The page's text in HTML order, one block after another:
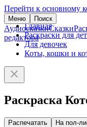
Перейти к основному
Меню Поиск
АудиосказкиСказки
редактора
Главная
Раскраски для
Для девочек
Коты, кошки и
Раскраска
Распечатать На пол-